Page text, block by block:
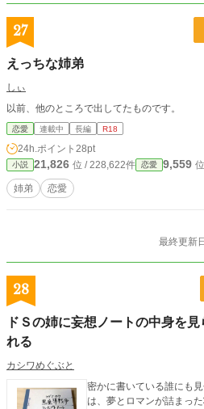
27
えっちな姉弟
しぃ
以前、他のところで出してたものです。
恋愛 連載中 長編 R18
24h.ポイント 28pt
小説 21,826 位 / 228,622件 恋愛 9,559
姉弟 恋愛
最終更新
28
ドＳの姉に妄想ノートの中身を
れる
カシワめぐぶと
密かに書いている誰にも
は、夢とロマンが詰まっ